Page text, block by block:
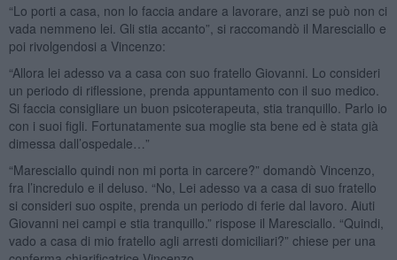
“Lo porti a casa, non lo faccia andare a lavorare, anzi se può non ci
vada nemmeno lei. Gli stia accanto”, si raccomandò il Maresciallo e
poi rivolgendosi a Vincenzo:
“Allora lei adesso va a casa con suo fratello Giovanni. Lo consideri
un periodo di riflessione, prenda appuntamento con il suo medico.
Si faccia consigliare un buon psicoterapeuta, stia tranquillo. Parlo io
con i suoi figli. Fortunatamente sua moglie sta bene ed è stata già
dimessa dall’ospedale…”
“Maresciallo quindi non mi porta in carcere?” domandò Vincenzo,
fra l’incredulo e il deluso. “No, Lei adesso va a casa di suo fratello
si consideri suo ospite, prenda un periodo di ferie dal lavoro. Aiuti
Giovanni nei campi e stia tranquillo.” rispose il Maresciallo. “Quindi,
vado a casa di mio fratello agli arresti domiciliari?” chiese per una